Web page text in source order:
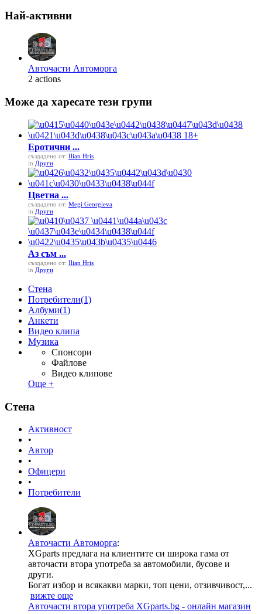
Най-активни
Авточасти Автоморга
2 actions
Може да харесате тези групи
Еротични ...
създадено от: Ilian Hris
in Други
Цветна ...
създадено от: Megi Georgieva
in Други
Аз съм ...
създадено от: Ilian Hris
in Други
Стена
Потребители(1)
Албуми(1)
Анкети
Видео клипа
Музика
Спонсори
Файлове
Видео клипове
Още +
Стена
Активност
•
Автор
•
Офицери
•
Потребители
Авточасти Автоморга:
XGparts предлага на клиентите си широка гама от
авточасти втора употреба за автомобили, бусове и
други.
Богат избор и всякакви марки, топ цени, отзивчивост,...
вижте още
Авточасти втора употреба XGparts.bg - онлайн магазин